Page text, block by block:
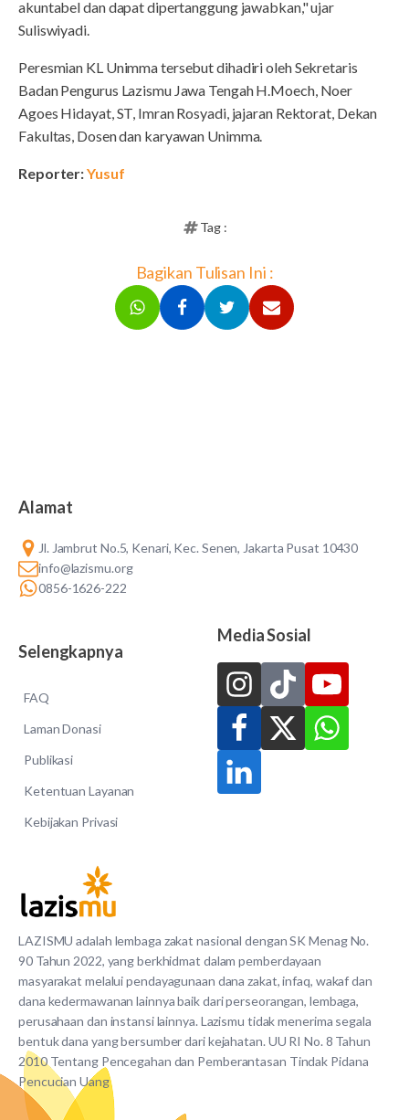
akuntabel dan dapat dipertanggung jawabkan," ujar
Suliswiyadi.
Peresmian KL Unimma tersebut dihadiri oleh Sekretaris
Badan Pengurus Lazismu Jawa Tengah H.Moech, Noer
Agoes Hidayat, ST, Imran Rosyadi, jajaran Rektorat, Dekan
Fakultas, Dosen dan karyawan Unimma.
Reporter:Yusuf
Tag :
Bagikan Tulisan Ini :
LAZISMU adalah lembaga zakat nasional dengan SK Menag No.
90 Tahun 2022, yang berkhidmat dalam pemberdayaan
masyarakat melalui pendayagunaan dana zakat, infaq, wakaf dan
dana kedermawanan lainnya baik dari perseorangan, lembaga,
perusahaan dan instansi lainnya. Lazismu tidak menerima segala
bentuk dana yang bersumber dari kejahatan. UU RI No. 8 Tahun
2010 Tentang Pencegahan dan Pemberantasan Tindak Pidana
Pencucian Uang
Alamat
Jl. Jambrut No.5, Kenari, Kec. Senen, Jakarta Pusat 10430
info@lazismu.org
0856-1626-222
Selengkapnya
FAQ
Laman Donasi
Publikasi
Ketentuan Layanan
Kebijakan Privasi
Media Sosial